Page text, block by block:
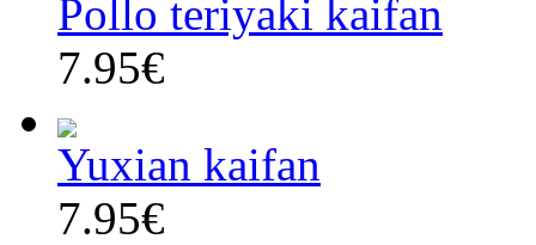
Pollo teriyaki kaifan
7.95€
Yuxian kaifan
7.95€